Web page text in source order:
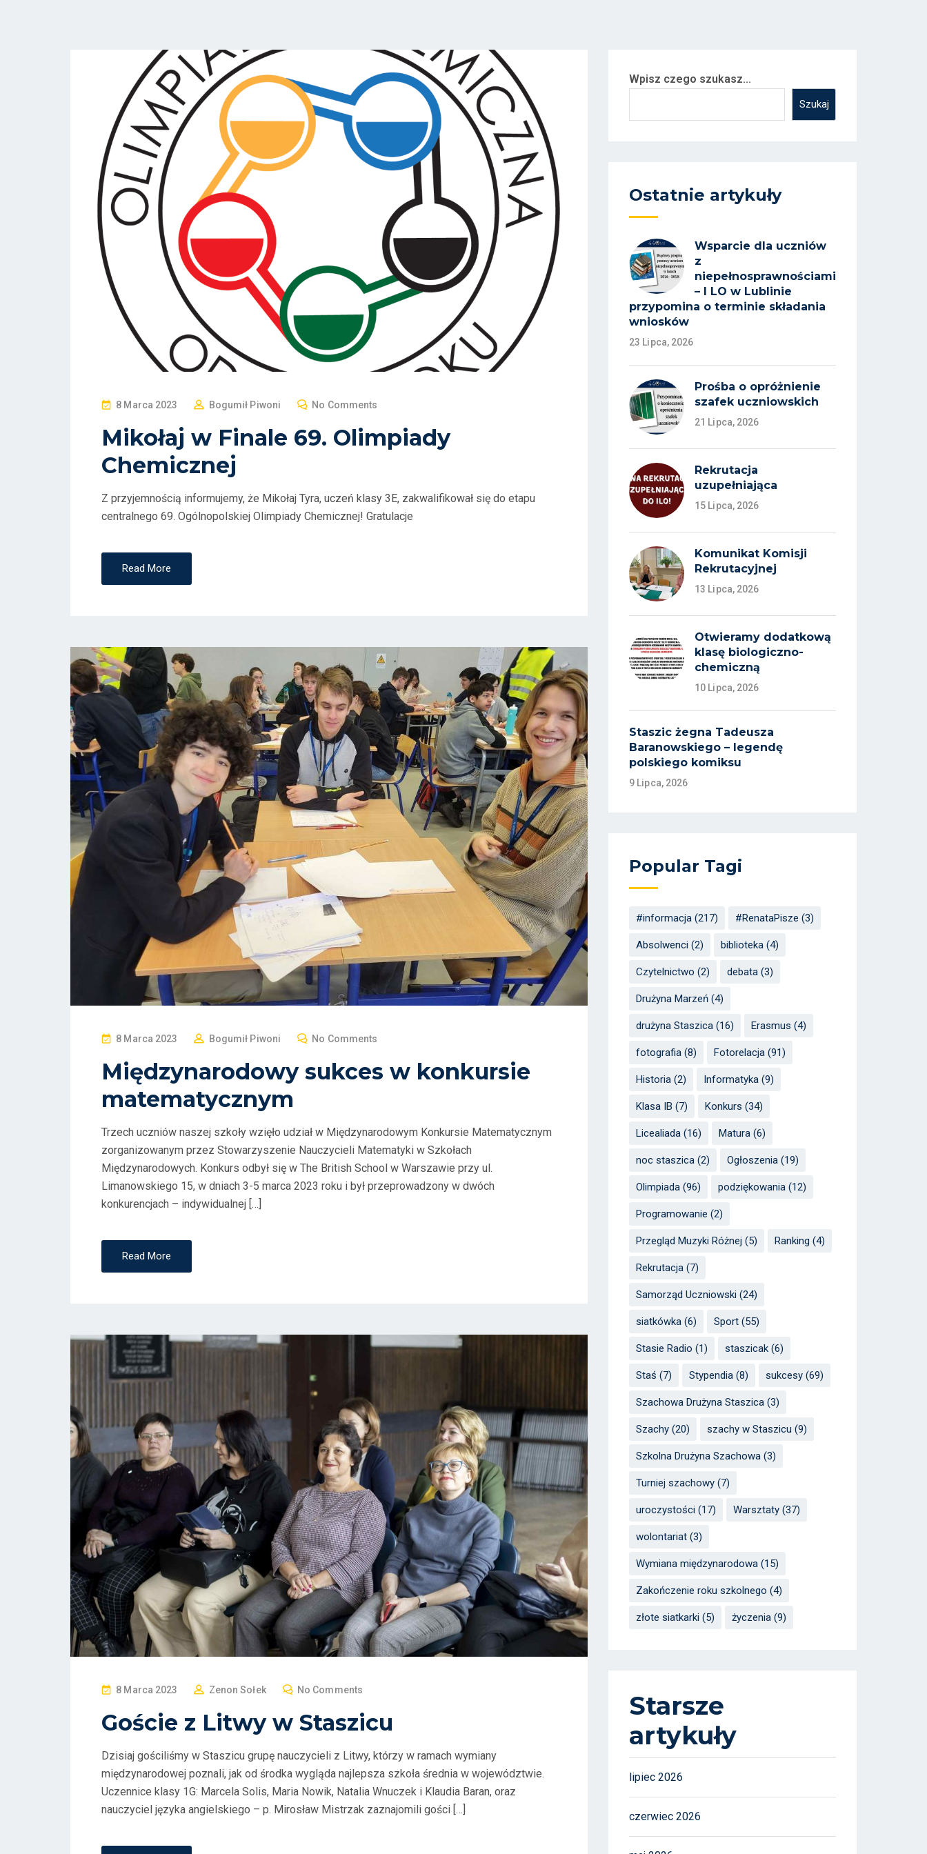
P
S
T
E
D
O
8 Marca 2023 Bogumił Piwoni No Comments
Mikołaj w Finale 69. Olimpiady
Chemicznej
Z przyjemnością informujemy, że Mikołaj Tyra, uczeń klasy 3E, zakwalifikował się do etapu
centralnego 69. Ogólnopolskiej Olimpiady Chemicznej! Gratulacje
Read More
P
S
E
D
O
N
8 Marca 2023 Bogumił Piwoni No Comments
Międzynarodowy sukces w konkursie
matematycznym
Trzech uczniów naszej szkoły wzięło udział w Międzynarodowym Konkursie Matematycznym
zorganizowanym przez Stowarzyszenie Nauczycieli Matematyki w Szkołach
Międzynarodowych. Konkurs odbył się w The British School w Warszawie przy ul.
Limanowskiego 15, w dniach 3-5 marca 2023 roku i był przeprowadzony w dwóch
konkurencjach – indywidualnej […]
Read More
P
S
E
D
O
N
8 Marca 2023 Zenon Sołek No Comments
Goście z Litwy w Staszicu
Dzisiaj gościliśmy w Staszicu grupę nauczycieli z Litwy, którzy w ramach wymiany
międzynarodowej poznali, jak od środka wygląda najlepsza szkoła średnia w województwie.
Uczennice klasy 1G: Marcela Solis, Maria Nowik, Natalia Wnuczek i Klaudia Baran, oraz
nauczyciel języka angielskiego – p. Mirosław Mistrzak zaznajomili gości […]
Wpisz czego szukasz...
Szukaj
Ostatnie artykuły
Wsparcie dla uczniów
z
niepełnosprawnościami
– I LO w Lublinie
przypomina o terminie składania
wniosków
23 Lipca, 2026
Prośba o opróżnienie
szafek uczniowskich
21 Lipca, 2026
Rekrutacja
uzupełniająca
15 Lipca, 2026
Komunikat Komisji
Rekrutacyjnej
13 Lipca, 2026
Otwieramy dodatkową
klasę biologiczno-
chemiczną
10 Lipca, 2026
Staszic żegna Tadeusza
Baranowskiego – legendę
polskiego komiksu
9 Lipca, 2026
Popular Tagi
#informacja (217) #RenataPisze (3)
Absolwenci (2) biblioteka (4)
Czytelnictwo (2) debata (3)
Drużyna Marzeń (4)
drużyna Staszica (16) Erasmus (4)
fotografia (8) Fotorelacja (91)
Historia (2) Informatyka (9)
Klasa IB (7) Konkurs (34)
Licealiada (16) Matura (6)
noc staszica (2) Ogłoszenia (19)
Olimpiada (96) podziękowania (12)
Programowanie (2)
Przegląd Muzyki Różnej (5) Ranking (4)
Rekrutacja (7)
Samorząd Uczniowski (24)
siatkówka (6) Sport (55)
Stasie Radio (1) staszicak (6)
Staś (7) Stypendia (8) sukcesy (69)
Szachowa Drużyna Staszica (3)
Szachy (20) szachy w Staszicu (9)
Szkolna Drużyna Szachowa (3)
Turniej szachowy (7)
uroczystości (17) Warsztaty (37)
wolontariat (3)
Wymiana międzynarodowa (15)
Zakończenie roku szkolnego (4)
złote siatkarki (5) życzenia (9)
Starsze
artykuły
lipiec 2026
czerwiec 2026